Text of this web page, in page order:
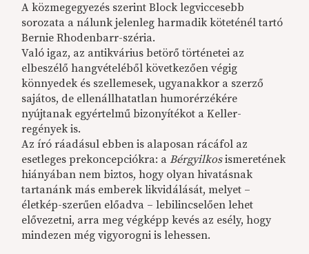
A közmegegyezés szerint Block legviccesebb
sorozata a nálunk jelenleg harmadik köteténél tartó
Bernie Rhodenbarr-széria.
Való igaz, az antikvárius betörő történetei az
elbeszélő hangvételéből következően végig
könnyedek és szellemesek, ugyanakkor a szerző
sajátos, de ellenállhatatlan humorérzékére
nyújtanak egyértelmű bizonyítékot a Keller-
regények is.
Az író ráadásul ebben is alaposan rácáfol az
esetleges prekoncepciókra: aBérgyilkosismeretének
hiányában nem biztos, hogy olyan hivatásnak
tartanánk más emberek likvidálását, melyet –
életkép-szerűen előadva – lebilincselően lehet
elővezetni, arra meg végképp kevés az esély, hogy
mindezen még vigyorogni is lehessen.